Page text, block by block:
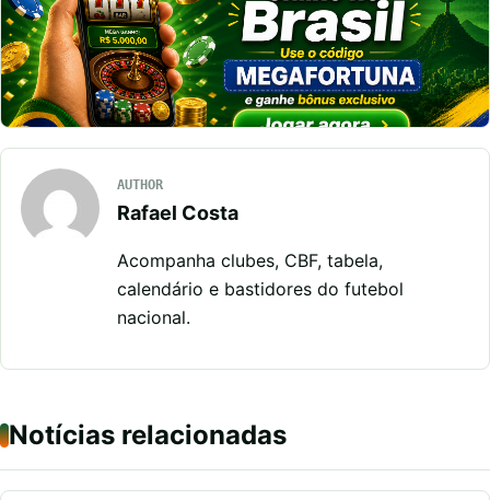
AUTHOR
Rafael Costa
Acompanha clubes, CBF, tabela,
calendário e bastidores do futebol
nacional.
Notícias relacionadas